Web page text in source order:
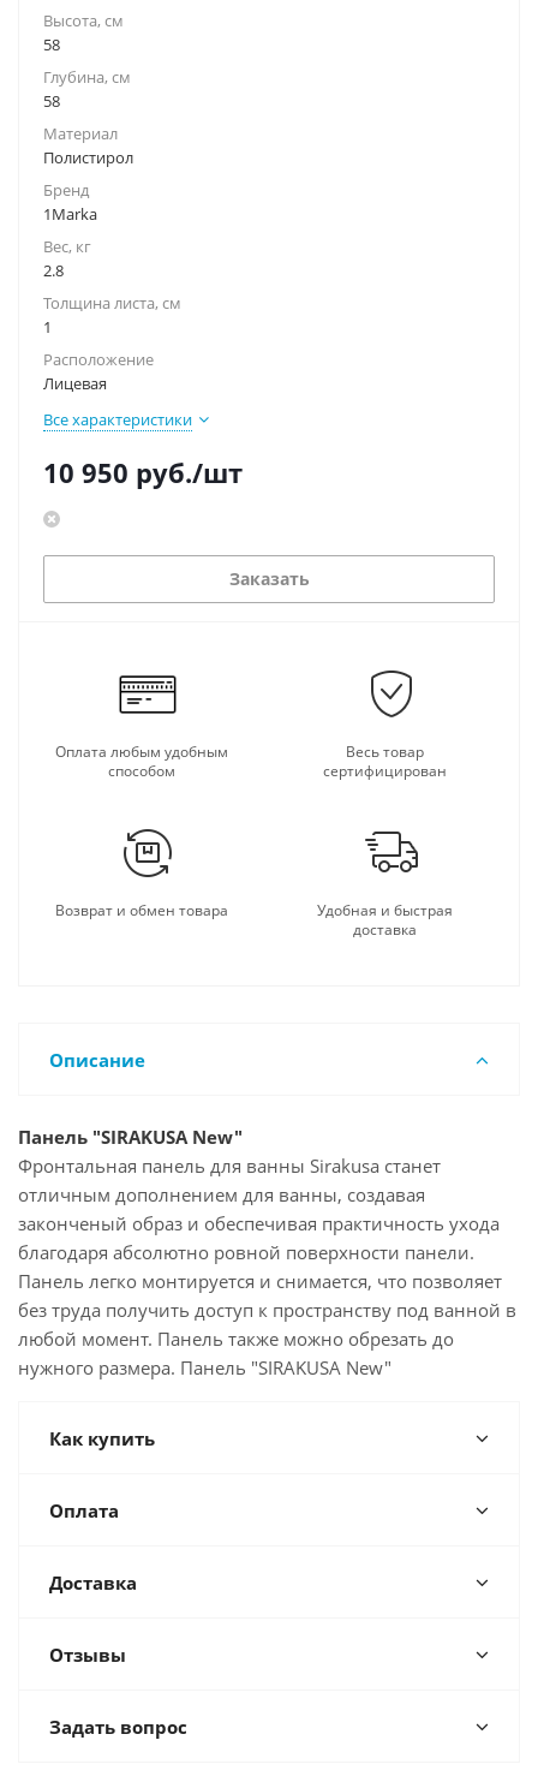
Высота, см
58
Глубина, см
58
Материал
Полистирол
Бренд
1Marka
Вес, кг
2.8
Толщина листа, см
1
Расположение
Лицевая
Все характеристики
10 950 руб./шт
Заказать
Оплата любым удобным
способом
Весь товар
сертифицирован
Возврат и обмен товара
Удобная и быстрая
доставка
Описание
Панель "SIRAKUSA New"
Фронтальная панель для ванны Sirakusa станет
отличным дополнением для ванны, создавая
законченый образ и обеспечивая практичность ухода
благодаря абсолютно ровной поверхности панели.
Панель легко монтируется и снимается, что позволяет
без труда получить доступ к пространству под ванной в
любой момент. Панель также можно обрезать до
нужного размера. Панель "SIRAKUSA New"
Как купить
Оплата
Доставка
Отзывы
Задать вопрос